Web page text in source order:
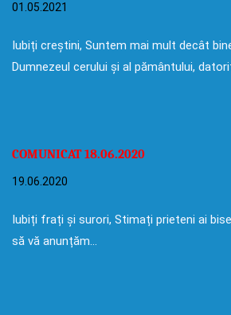
01.05.2021
Iubiți creștini, Suntem mai mult decât
Dumnezeul cerului și al pământului,
COMUNICAT 18.06.2020
19.06.2020
Iubiți frați și surori, Stimați prieteni ai
să vă anunțăm…